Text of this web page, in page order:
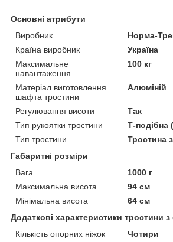
Основні атрибути
Виробник
Норма-
Країна виробник
Україна
Максимальне
навантаження
100 кг
Матеріал виготовлення
шафта тростини
Алюміній
Регулювання висоти
Так
Тип рукоятки тростини
Т-подібна
Тип тростини
Тростина
Габаритні розміри
Вага
1000 г
Максимальна висота
94 см
Мінімальна висота
64 см
Додаткові характеристики тростини
Кількість опорних ніжок
Чотири